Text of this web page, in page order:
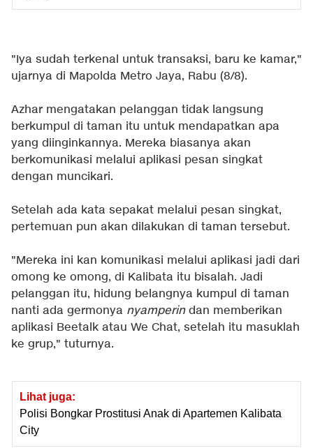
"Iya sudah terkenal untuk transaksi, baru ke kamar,"
ujarnya di Mapolda Metro Jaya, Rabu (8/8).
Azhar mengatakan pelanggan tidak langsung
berkumpul di taman itu untuk mendapatkan apa
yang diinginkannya. Mereka biasanya akan
berkomunikasi melalui aplikasi pesan singkat
dengan muncikari.
Setelah ada kata sepakat melalui pesan singkat,
pertemuan pun akan dilakukan di taman tersebut.
"Mereka ini kan komunikasi melalui aplikasi jadi dari
omong ke omong, di Kalibata itu bisalah. Jadi
pelanggan itu, hidung belangnya kumpul di taman
nanti ada germonya nyamperindan memberikan
aplikasi Beetalk atau We Chat, setelah itu masuklah
ke grup," tuturnya.
Lihat juga:
Polisi Bongkar Prostitusi Anak di Apartemen Kalibata
City